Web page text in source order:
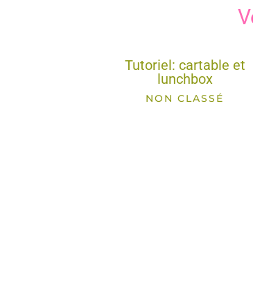
Tutoriel: cartable et
lunchbox
NON CLASSÉ